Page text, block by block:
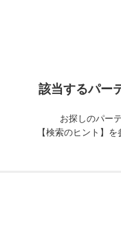
該当するパー
お探しのパー
【検索のヒント】